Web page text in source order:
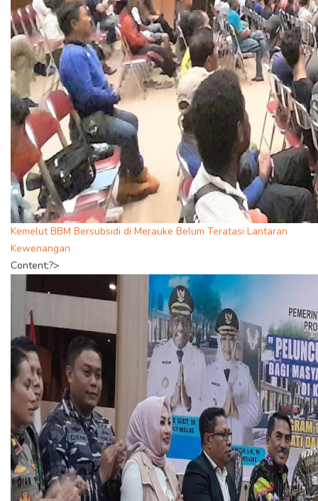
Kemelut BBM Bersubsidi di Merauke Belum Teratasi Lantaran
Kewenangan
Content;?>